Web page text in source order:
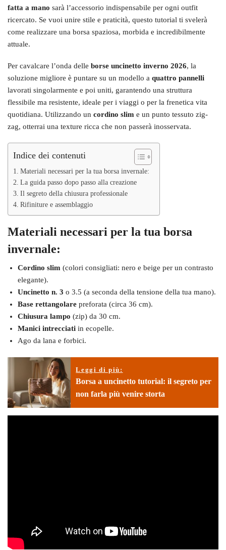
fatta a mano sarà l’accessorio indispensabile per ogni outfit
ricercato. Se vuoi unire stile e praticità, questo tutorial ti svelerà
come realizzare una borsa spaziosa, morbida e incredibilmente
attuale.
Per cavalcare l’onda delle borse uncinetto inverno 2026, la
soluzione migliore è puntare su un modello a quattro pannelli
lavorati singolarmente e poi uniti, garantendo una struttura
flessibile ma resistente, ideale per i viaggi o per la frenetica vita
quotidiana. Utilizzando un cordino slim e un punto tessuto zig-
zag, otterrai una texture ricca che non passerà inosservata.
Indice dei contenuti
Materiali necessari per la tua borsa invernale:
La guida passo dopo passo alla creazione
Il segreto della chiusura professionale
Rifiniture e assemblaggio
Materiali necessari per la tua borsa
invernale:
Cordino slim (colori consigliati: nero e beige per un contrasto
elegante).
Uncinetto n. 3 o 3.5 (a seconda della tensione della tua mano).
Base rettangolare preforata (circa 36 cm).
Chiusura lampo (zip) da 30 cm.
Manici intrecciati in ecopelle.
Ago da lana e forbici.
Leggi di più:
Borsa a uncinetto tutorial: il segreto per
non farla più venire storta